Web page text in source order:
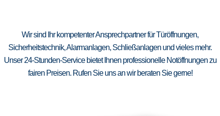
Wir sind Ihr kompetenter Ansprechpartner für Türöffnungen,
Sicherheitstechnik, Alarmanlagen, Schließanlagen und vieles mehr.
Unser 24-Stunden-Service bietet Ihnen professionelle Notöffnungen zu
fairen Preisen. Rufen Sie uns an wir beraten Sie gerne!